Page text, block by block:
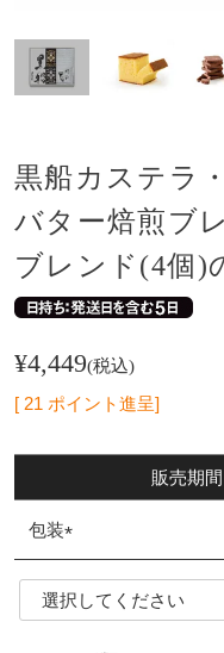
黒船カステラ
バター焙煎ブ
ブレンド(4個)
¥4,449 税込
[ 21 ポイント進呈]
販売期間
包装
(必
須)